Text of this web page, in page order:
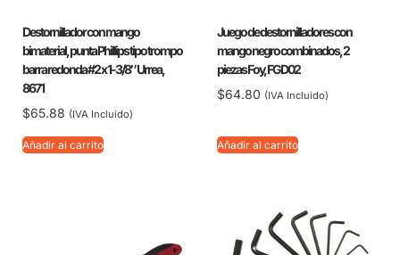
Destornillador con mango
bimaterial, punta Phillips tipo trompo
barra redonda #2 x 1-3/8″ Urrea,
8671
$65.88 (IVA Incluido)
Añadir al carrito
Juego de destornilladores con
mango negro combinados, 2
piezas Foy, FGD02
$64.80 (IVA Incluido)
Añadir al carrito